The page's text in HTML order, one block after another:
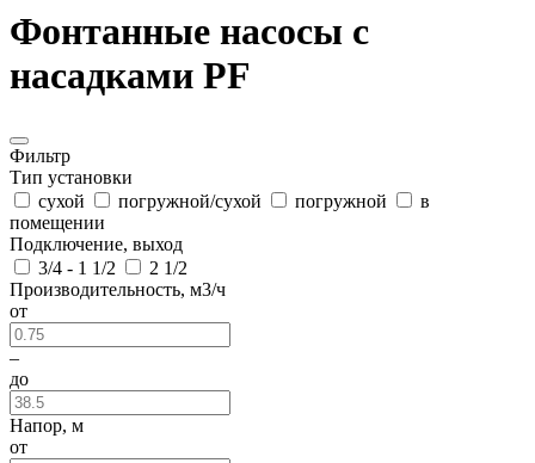
Фонтанные насосы с
насадками PF
Фильтр
Тип установки
сухой
погружной/сухой погружной
в
помещении
Подключение, выход
3/4 - 1 1/2
2 1/2
Производительность, м3/ч
от
–
до
Напор, м
от